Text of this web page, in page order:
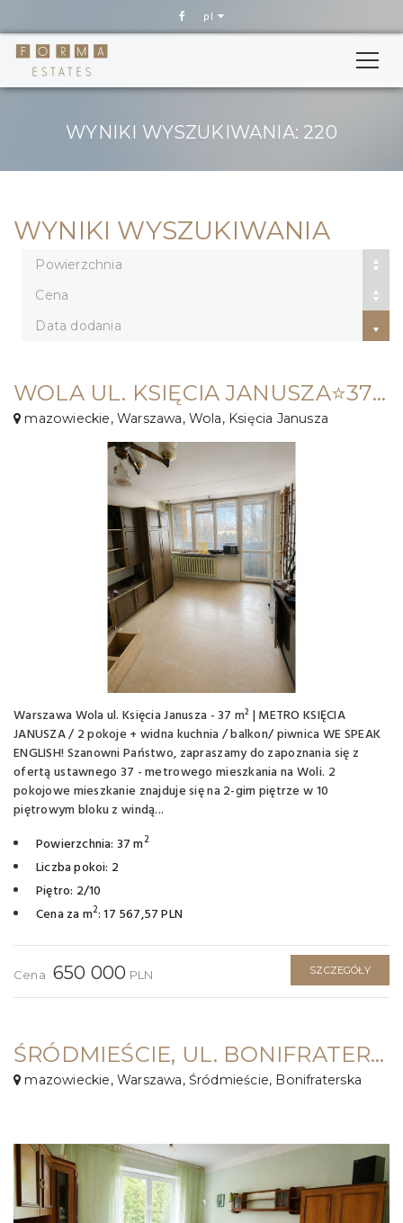
pl
WYNIKI WYSZUKIWANIA: 220
WYNIKI WYSZUKIWANIA
Powierzchnia
Cena
Data dodania
WOLA UL. KSIĘCIA JANUSZA⭐️37M2 / 2POK+KUCHNIA + BALKON⭐️DO METRO 7 MIN
mazowieckie, Warszawa, Wola, Księcia Janusza
Warszawa Wola ul. Księcia Janusza - 37 m² | METRO KSIĘCIA
JANUSZA / 2 pokoje + widna kuchnia / balkon/ piwnica WE SPEAK
ENGLISH! Szanowni Państwo, zapraszamy do zapoznania się z
ofertą ustawnego 37 - metrowego mieszkania na Woli. 2
pokojowe mieszkanie znajduje się na 2-gim piętrze w 10
piętrowym bloku z windą...
Powierzchnia: 37 m2
Liczba pokoi: 2
Piętro: 2/10
Cena za m2: 17 567,57 PLN
Cena 650 000 PLN SZCZEGÓŁY
ŚRÓDMIEŚCIE, UL. BONIFRATERSKA ⭐️ 44M2 , 2 POK Z KUCHNIĄ⭐️NOWE MIASTO
mazowieckie, Warszawa, Śródmieście, Bonifraterska